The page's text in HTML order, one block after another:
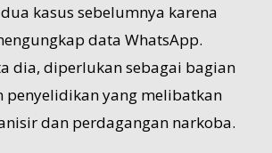
kasus sebelumnya karena
data WhatsApp.
dia, diperlukan sebagai bagian
penyelidikan yang melibatkan
dan perdagangan narkoba.